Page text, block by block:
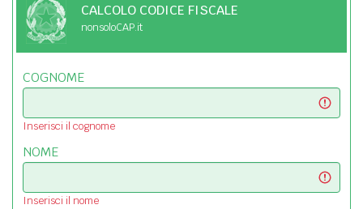
CALCOLO CODICE FISCALE
nonsoloCAP.it
COGNOME
Inserisci il cognome
NOME
Inserisci il nome